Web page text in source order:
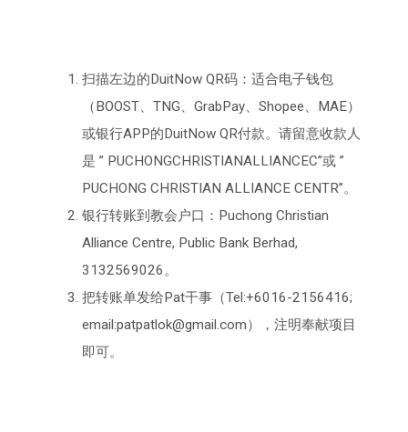
扫描左边的DuitNow QR码：适合电子钱包
（BOOST、TNG、GrabPay、Shopee、MAE）
或银行APP的DuitNow QR付款。请留意收款人
是 ” PUCHONGCHRISTIANALLIANCEC”或 ”
PUCHONG CHRISTIAN ALLIANCE CENTR”。
银行转账到教会户口：Puchong Christian
Alliance Centre, Public Bank Berhad,
3132569026。
把转账单发给Pat干事（Tel:+6016-2156416;
email:patpatlok@gmail.com），注明奉献项目
即可。